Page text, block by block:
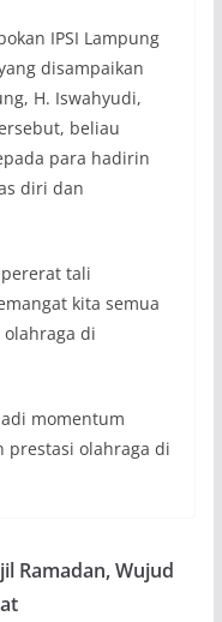
IPSI Lampung
disampaikan
H. Iswahyudi,
beliau
para hadirin
diri dan
tali
kita semua
di
momentum
prestasi olahraga di
Ramadan, Wujud